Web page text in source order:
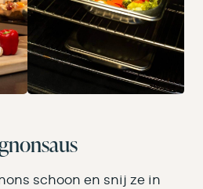
schoon en snij ze in